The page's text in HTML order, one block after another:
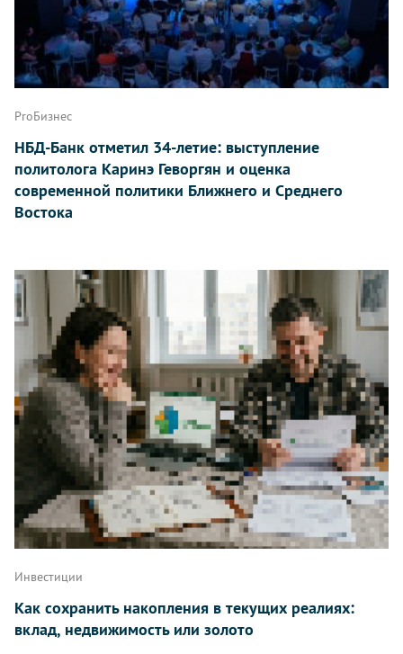
ProБизнес
НБД-Банк отметил 34-летие: выступление
политолога Каринэ Геворгян и оценка
современной политики Ближнего и Среднего
Востока
Инвестиции
Как сохранить накопления в текущих реалиях:
вклад, недвижимость или золото